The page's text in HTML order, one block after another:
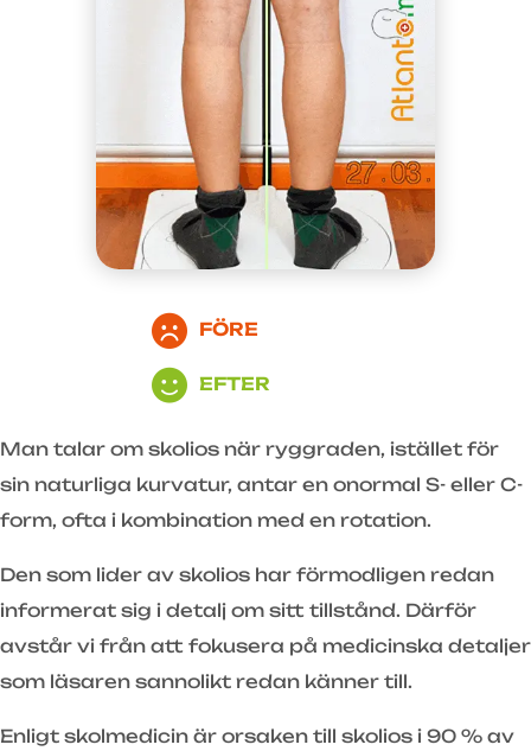
FÖRE
EFTER
Man talar om skolios när ryggraden, istället för
sin naturliga kurvatur, antar en onormal S- eller C-
form, ofta i kombination med en rotation.
Den som lider av skolios har förmodligen redan
informerat sig i detalj om sitt tillstånd. Därför
avstår vi från att fokusera på medicinska detaljer
som läsaren sannolikt redan känner till.
Enligt skolmedicin är orsaken till skolios i 90 % av